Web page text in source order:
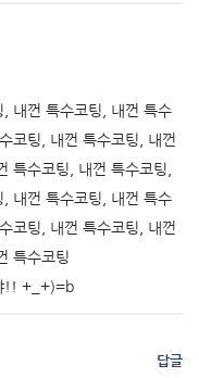
내껀 특수코팅, 내껀 특수
코팅, 내껀 특수코팅, 내껀
특수코팅, 내껀 특수코팅,
내껀 특수코팅, 내껀 특수
코팅, 내껀 특수코팅, 내껀
특수코팅
!! +_+)=b
답글